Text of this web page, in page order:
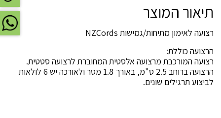
תיאור המוצר
רצועה לאימון מתיחות/גמישות NZCords
הרצועה כוללת:
רצועה המורכבת מרצועה אלסטית המחוברת לרצועה סטטית.
הרצועה ברוחב 2.5 ס"מ, באורך 1.8 מטר ולאורכה יש 6 לולאות
לביצוע תרגילים שונים.